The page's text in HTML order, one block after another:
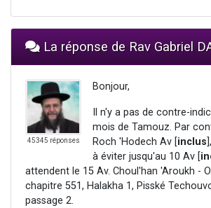
La réponse de Rav Gabriel
45345 réponses
Bonjour,
Il n'y a pas de contre-
mois de Tamouz. Par
Roch 'Hodech Av [ inclus
à éviter jusqu'au 10 Av [
attendent le 15 Av. Choul'han 'Aroukh -
chapitre 551, Halakha 1, Pisské
passage 2.